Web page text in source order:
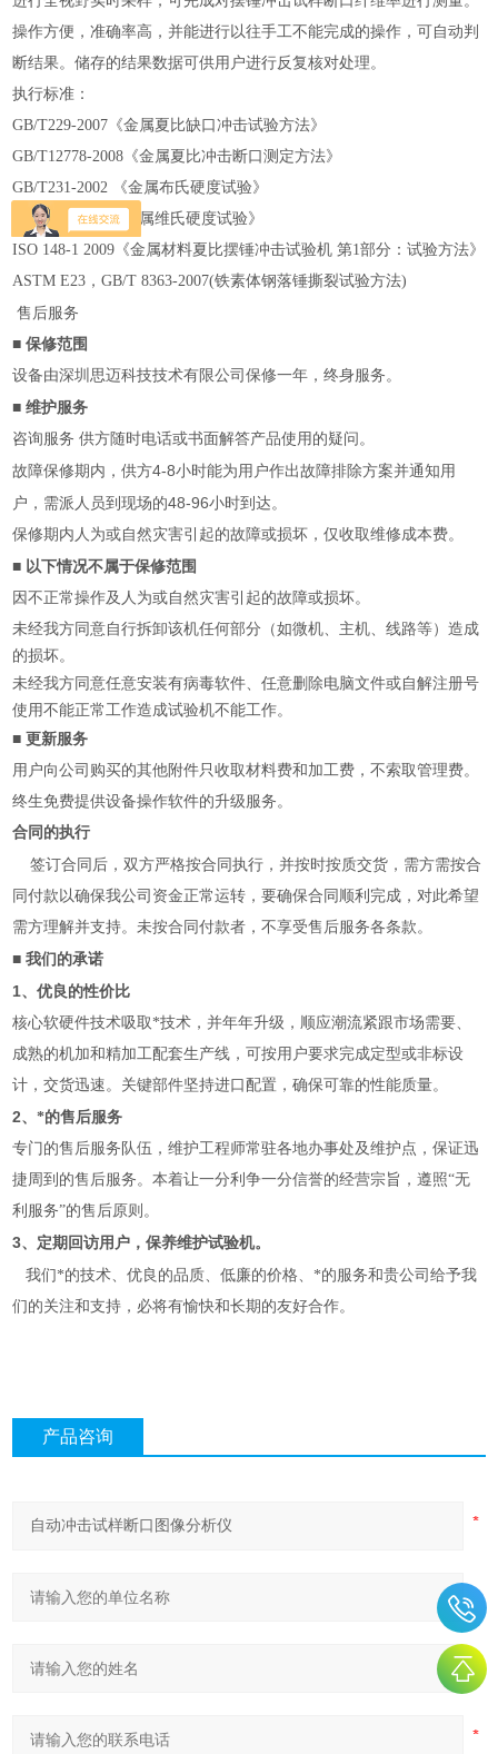
操作方便，准确率高，并能进行以往手工不能完成的操作，可自动判
断结果。储存的结果数据可供用户进行反复核对处理。
执行标准：
GB/T229-2007《金属夏比缺口冲击试验方法》
GB/T12778-2008《金属夏比冲击断口测定方法》
GB/T231-2002 《金属布氏硬度试验》
GB/T4340-199《金属维氏硬度试验》
ISO 148-1 2009《金属材料夏比摆锤冲击试验机 第1部分：试验方法》
ASTM E23，GB/T 8363-2007(铁素体钢落锤撕裂试验方法)
售后服务
■ 保修范围
设备由深圳思迈科技技术有限公司保修一年，终身服务。
■ 维护服务
咨询服务 供方随时电话或书面解答产品使用的疑问。
故障保修期内，供方4-8小时能为用户作出故障排除方案并通知用
户，需派人员到现场的48-96小时到达。
保修期内人为或自然灾害引起的故障或损坏，仅收取维修成本费。
■ 以下情况不属于保修范围
因不正常操作及人为或自然灾害引起的故障或损坏。
未经我方同意自行拆卸该机任何部分（如微机、主机、线路等）造成
的损坏。
未经我方同意任意安装有病毒软件、任意删除电脑文件或自解注册号
使用不能正常工作造成试验机不能工作。
■ 更新服务
用户向公司购买的其他附件只收取材料费和加工费，不索取管理费。
终生免费提供设备操作软件的升级服务。
合同的执行
签订合同后，双方严格按合同执行，并按时按质交货，需方需按合
同付款以确保我公司资金正常运转，要确保合同顺利完成，对此希望
需方理解并支持。未按合同付款者，不享受售后服务各条款。
■ 我们的承诺
1、优良的性价比
核心软硬件技术吸取*技术，并年年升级，顺应潮流紧跟市场需要、
成熟的机加和精加工配套生产线，可按用户要求完成定型或非标设
计，交货迅速。关键部件坚持进口配置，确保可靠的性能质量。
2、*的售后服务
专门的售后服务队伍，维护工程师常驻各地办事处及维护点，保证迅
捷周到的售后服务。本着让一分利争一分信誉的经营宗旨，遵照“无
利服务”的售后原则。
3、定期回访用户，保养维护试验机。
我们*的技术、优良的品质、低廉的价格、*的服务和贵公司给予我
们的关注和支持，必将有愉快和长期的友好合作。
产品咨询